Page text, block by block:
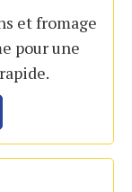
et fromage
pour une